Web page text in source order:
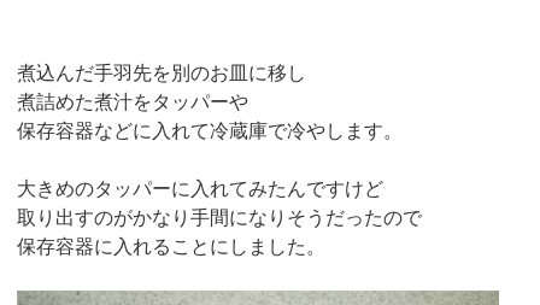
煮込んだ手羽先を別のお皿に移し
煮詰めた煮汁をタッパーや
保存容器などに入れて冷蔵庫で冷やします。
大きめのタッパーに入れてみたんですけど
取り出すのがかなり手間になりそうだったので
保存容器に入れることにしました。